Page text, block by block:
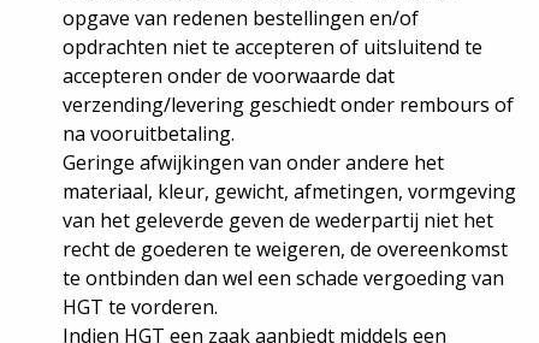
opgave van redenen bestellingen en/of
opdrachten niet te accepteren of uitsluitend te
accepteren onder de voorwaarde dat
verzending/levering geschiedt onder rembours of
na vooruitbetaling.
Geringe afwijkingen van onder andere het
materiaal, kleur, gewicht, afmetingen, vormgeving
van het geleverde geven de wederpartij niet het
recht de goederen te weigeren, de overeenkomst
te ontbinden dan wel een schade vergoeding van
HGT te vorderen.
Indien HGT een zaak aanbiedt middels een